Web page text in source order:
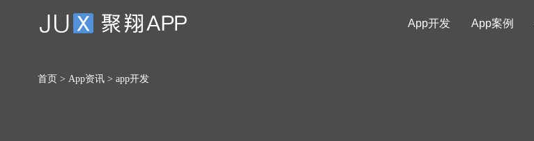
App开发 App案例
首页 > App资讯> app开发